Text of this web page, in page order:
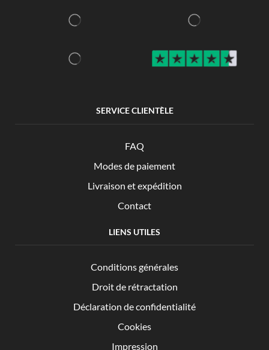
SERVICE CLIENTÈLE
FAQ
Modes de paiement
Livraison et expédition
Contact
LIENS UTILES
Conditions générales
Droit de rétractation
Déclaration de confidentialité
Cookies
Impression